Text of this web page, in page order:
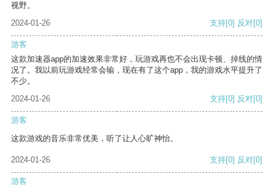
视野。
2024-01-26
支持[0] 反对[0]
游客
这款加速器app的加速效果非常好，玩游戏再也不会出现卡顿、掉线的情
况了。我以前玩游戏经常会输，现在有了这个app，我的游戏水平提升了
不少。
2024-01-26
支持[0] 反对[0]
游客
这款游戏的音乐非常优美，听了让人心旷神怡。
2024-01-26 支持[0] 反对[0]
游客